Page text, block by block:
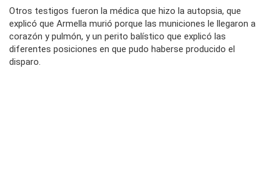
Otros testigos fueron la médica que hizo la autopsia, que
explicó que Armella murió porque las municiones le llegaron a
corazón y pulmón, y un perito balístico que explicó las
diferentes posiciones en que pudo haberse producido el
disparo.